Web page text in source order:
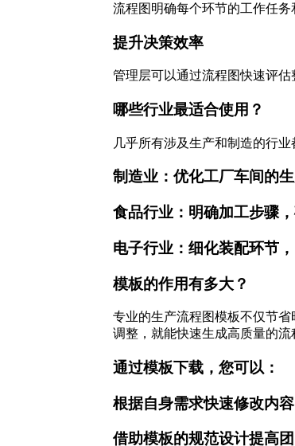
流程图明确每个环节的工作任
提升决策效率
管理层可以通过流程图快速评
哪些行业最适合使用？
几乎所有涉及生产和制造的行
制造业：优化工厂车间的
食品行业：明确加工步骤
电子行业：细化装配环节
模板的作用有多大？
专业的生产流程图模板不仅节
调整，就能快速生成高质量的流
通过模板下载，您可以：
根据自身需求快速修改内容
借助模板的规范设计提高团